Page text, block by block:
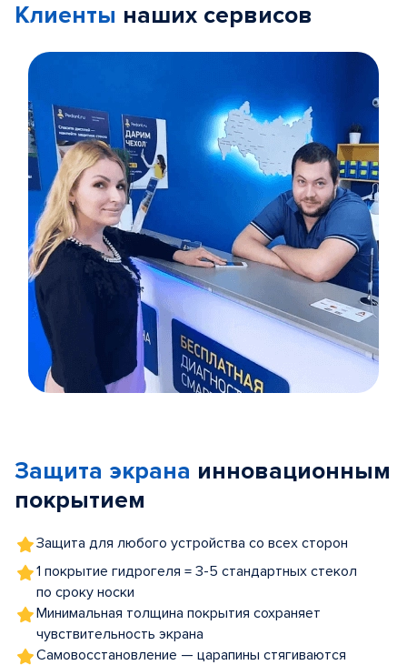
Клиенты наших сервисов
5
Защита экрана инновационным
покрытием
Защита для любого устройства со всех сторон
1 покрытие гидрогеля = 3-5 стандартных стекол
по сроку носки
Минимальная толщина покрытия сохраняет
чувствительность экрана
Самовосстановление — царапины стягиваются